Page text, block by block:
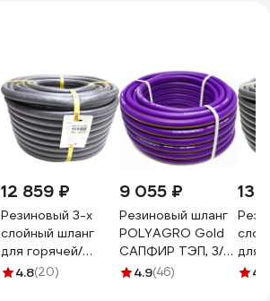
12 859 ₽
Резиновый 3-х
слойный шланг
для горячей/
холодной воды
4.8(20)
9 055 ₽
Резиновый шланг
POLYAGRO Gold
САПФИР ТЭП, 3/4",
50 м,
4.9(46)
13
для
4.8